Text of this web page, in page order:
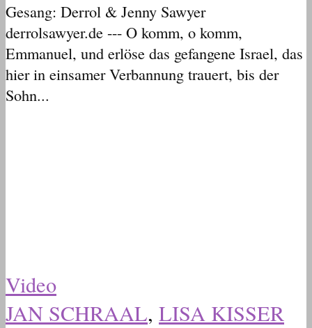
Gesang: Derrol & Jenny Sawyer
derrolsawyer.de --- O komm, o komm,
Emmanuel, und erlöse das gefangene Israel, das
hier in einsamer Verbannung trauert, bis der
Sohn...
Video
JAN SCHRAAL, LISA KISSER